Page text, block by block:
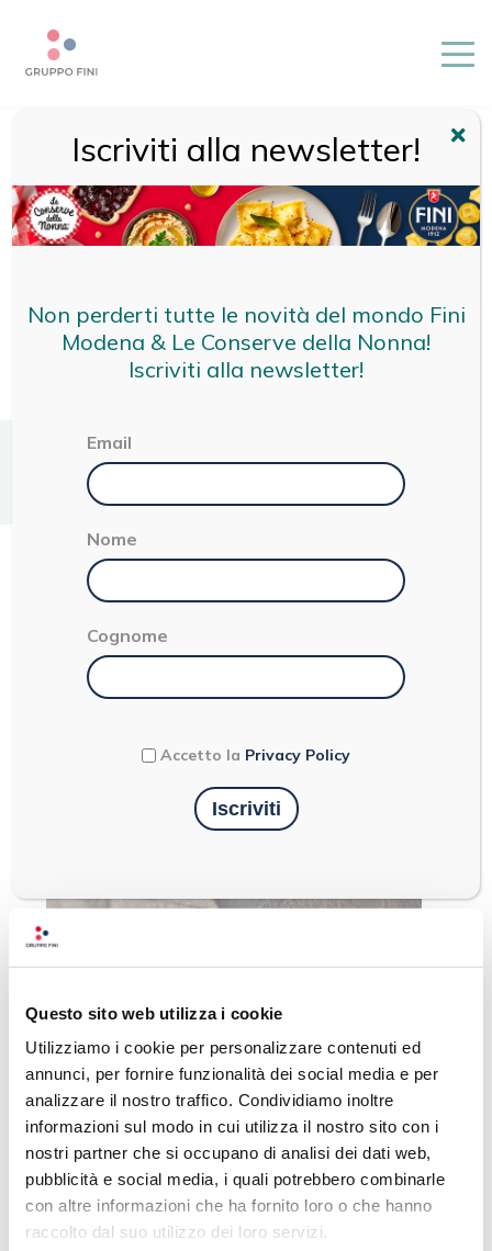
Questo sito web utilizza i cookie
Utilizziamo i cookie per personalizzare contenuti ed
annunci, per fornire funzionalità dei social media e per
analizzare il nostro traffico. Condividiamo inoltre
informazioni sul modo in cui utilizza il nostro sito con i
nostri partner che si occupano di analisi dei dati web,
pubblicità e social media, i quali potrebbero combinarle
con altre informazioni che ha fornito loro o che hanno
raccolto dal suo utilizzo dei loro servizi.
/ZUCCA
< 1
ZUCCA
Ultimi articoli
LEGUMI: IDEE ORIGINALI,
NUTRIENTI E FACILI DA
PREPARARE
Iscriviti alla newsletter!
Non perderti tutte le novità del mondo Fini
Modena & Le Conserve della Nonna!
Iscriviti alla newsletter!
Email
Nome
Cognome
Accetto la Privacy Policy